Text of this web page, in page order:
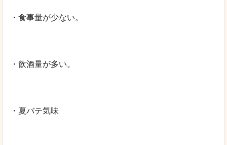
・食事量が少ない。
・飲酒量が多い。
・夏バテ気味